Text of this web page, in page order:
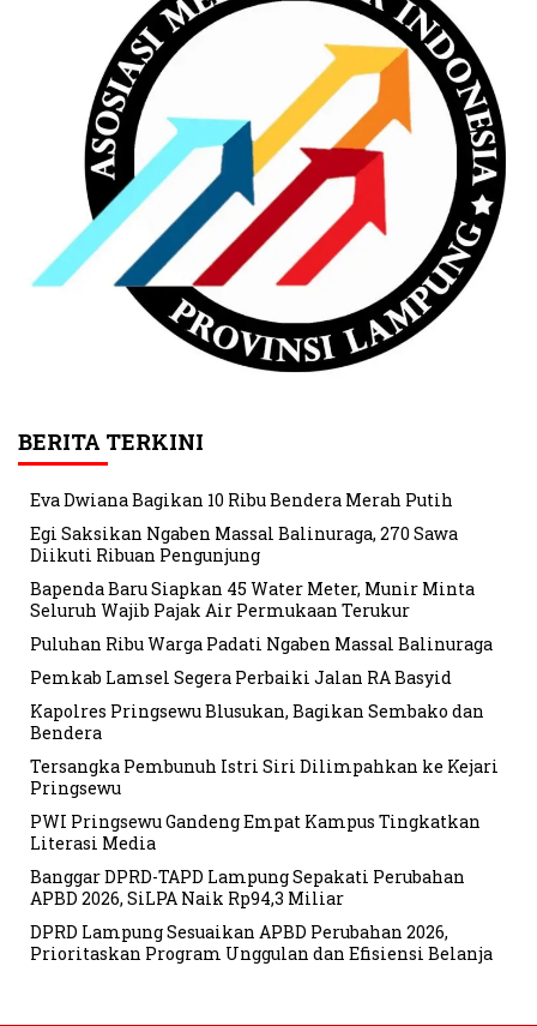
BERITA TERKINI
Eva Dwiana Bagikan 10 Ribu Bendera Merah Putih
Egi Saksikan Ngaben Massal Balinuraga, 270 Sawa
Diikuti Ribuan Pengunjung
Bapenda Baru Siapkan 45 Water Meter, Munir Minta
Seluruh Wajib Pajak Air Permukaan Terukur
Puluhan Ribu Warga Padati Ngaben Massal Balinuraga
Pemkab Lamsel Segera Perbaiki Jalan RA Basyid
Kapolres Pringsewu Blusukan, Bagikan Sembako dan
Bendera
Tersangka Pembunuh Istri Siri Dilimpahkan ke Kejari
Pringsewu
PWI Pringsewu Gandeng Empat Kampus Tingkatkan
Literasi Media
Banggar DPRD-TAPD Lampung Sepakati Perubahan
APBD 2026, SiLPA Naik Rp94,3 Miliar
DPRD Lampung Sesuaikan APBD Perubahan 2026,
Prioritaskan Program Unggulan dan Efisiensi Belanja